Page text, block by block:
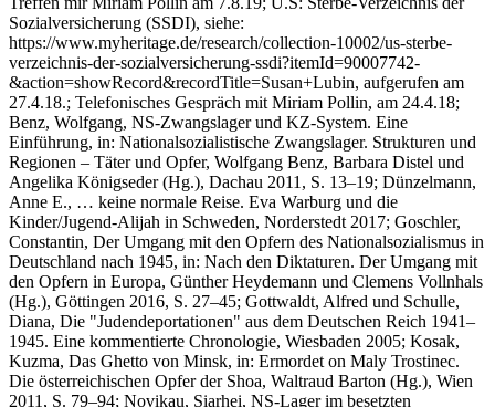
Sozialversicherung (SSDI), siehe:
https://www.myheritage.de/research/collection-10002/us-sterbe-
verzeichnis-der-sozialversicherung-ssdi?itemId=90007742-
&action=showRecord&recordTitle=Susan+Lubin, aufgerufen am
27.4.18.; Telefonisches Gespräch mit Miriam Pollin, am 24.4.18;
Benz, Wolfgang, NS-Zwangslager und KZ-System. Eine
Einführung, in: Nationalsozialistische Zwangslager. Strukturen und
Regionen – Täter und Opfer, Wolfgang Benz, Barbara Distel und
Angelika Königseder (Hg.), Dachau 2011, S. 13–19; Dünzelmann,
Anne E., … keine normale Reise. Eva Warburg und die
Kinder/Jugend-Alijah in Schweden, Norderstedt 2017; Goschler,
Constantin, Der Umgang mit den Opfern des Nationalsozialismus in
Deutschland nach 1945, in: Nach den Diktaturen. Der Umgang mit
den Opfern in Europa, Günther Heydemann und Clemens Vollnhals
(Hg.), Göttingen 2016, S. 27–45; Gottwaldt, Alfred und Schulle,
Diana, Die "Judendeportationen" aus dem Deutschen Reich 1941–
1945. Eine kommentierte Chronologie, Wiesbaden 2005; Kosak,
Kuzma, Das Ghetto von Minsk, in: Ermordet on Maly Trostinec.
Die österreichischen Opfer der Shoa, Waltraud Barton (Hg.), Wien
2011, S. 79–94; Novikau, Siarhei, NS-Lager im besetzten